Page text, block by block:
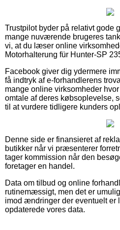
Trustpilot byder på relativt gode
mange nuværende brugeres
vi, at du læser online
Motorhalterung für Hunter-SP
Facebook giver dig ydermere
få indtryk af e-forhandlerens
mange online virksomheder
omtale af deres købsoplevelse,
til at vurdere tidligere kunders
Denne side er finansieret af
butikker når vi præsenterer
tager kommission når den
foretager en handel.
Data om tilbud og online
rutinemæssigt, men det er
imod ændringer der eventuelt er
opdaterede vores data.